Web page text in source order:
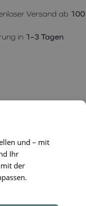
Versand ab 100
in 1–3 Tagen
sind für Tage
ohne
den ganzen Tag
erhöhen. Der
und – mit
Ihr
mit der